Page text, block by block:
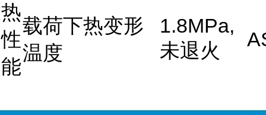
热
性
能
载荷下热变形
温度
1.8MPa,
未退火